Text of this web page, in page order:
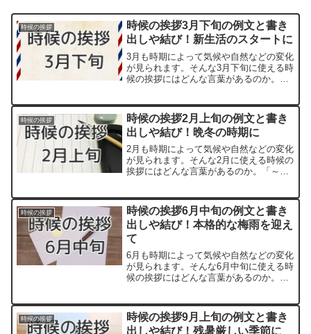
時候の挨拶
時候の挨拶3月下旬の例文と書き
出しや結び！新生活のスタートに
3月も時期によって気候や自然などの変化
が見られます。そんな3月下旬に使える時
候の挨拶にはどんな言葉があるのか。
方で和文調の柔らかい言い回しもあり、
季節の動植物の様子を取...
時候の挨拶
時候の挨拶2月上旬の例文と書き
出しや結び！晩冬の時期に
2月も時期によって気候や自然などの変化
が見られます。そんな2月に使える時候の
挨拶にはどんな言葉があるのか。「～の
和文調の柔らかい言い回しもあり、季節
の動植物の様子を取り...
時候の挨拶
時候の挨拶6月中旬の例文と書き
出しや結び！本格的な梅雨を迎え
て
6月も時期によって気候や自然などの変化
が見られます。そんな6月中旬に使える時
候の挨拶にはどんな言葉があるのか。
方で和文調の柔らかい言い回しもあり、
季節の動植物の様子を取...
時候の挨拶
時候の挨拶9月上旬の例文と書き
出しや結び！残暑厳しい季節に